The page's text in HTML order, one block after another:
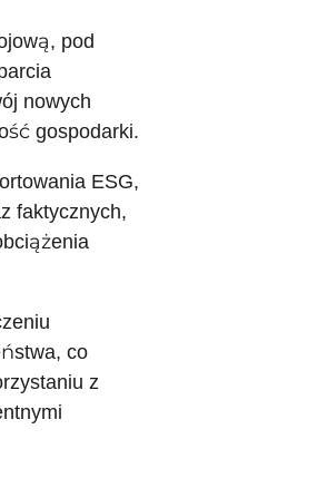
pod
nowych
gospodarki.
ESG,
faktycznych,
co
z